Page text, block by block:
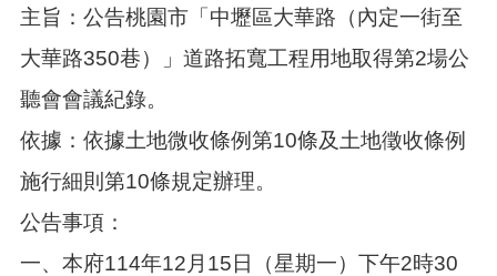
主旨：公告桃園市「中壢區大華路（內定一街至
大華路350巷）」道路拓寬工程用地取得第2場公
聽會會議紀錄。
依據：依據土地微收條例第10條及土地徵收條例
施行細則第10條規定辦理。
公告事項：
一、本府114年12月15日（星期一）下午2時30